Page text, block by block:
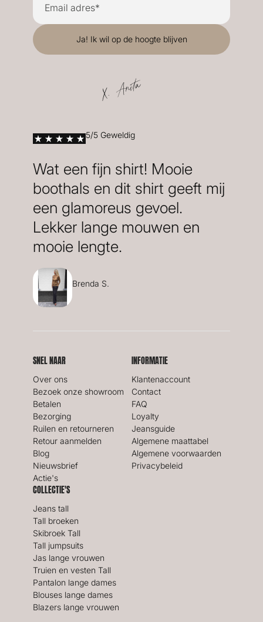
X. Anita
5/5 Geweldig
Wat een fijn shirt! Mooie
boothals en dit shirt geeft mij
een glamoreus gevoel.
Lekker lange mouwen en
mooie lengte.
Brenda S.
SNEL NAAR
Over ons
Bezoek onze showroom
Betalen
Bezorging
Ruilen en retourneren
Retour aanmelden
Blog
Nieuwsbrief
Actie's
INFORMATIE
Klantenaccount
Contact
FAQ
Loyalty
Jeansguide
Algemene maattabel
Algemene voorwaarden
Privacybeleid
COLLECTIE'S
Jeans tall
Tall broeken
Skibroek Tall
Tall jumpsuits
Jas lange vrouwen
Truien en vesten Tall
Pantalon lange dames
Blouses lange dames
Blazers lange vrouwen